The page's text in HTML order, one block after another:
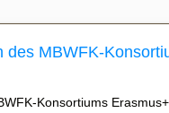
des MBWFK-
Konsortiums